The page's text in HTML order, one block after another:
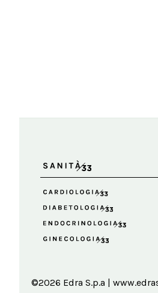
©2026 Edra S.p.a |